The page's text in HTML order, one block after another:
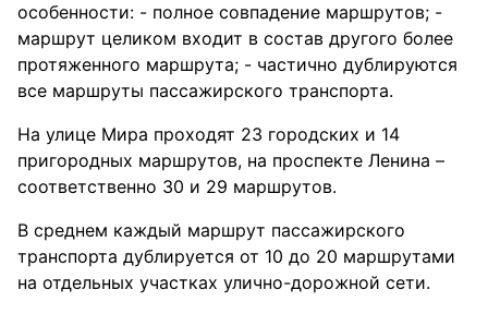
особенности: - полное совпадение маршрутов; -
маршрут целиком входит в состав другого более
протяженного маршрута; - частично дублируются
все маршруты пассажирского транспорта.
На улице Мира проходят 23 городских и 14
пригородных маршрутов, на проспекте Ленина –
соответственно 30 и 29 маршрутов.
В среднем каждый маршрут пассажирского
транспорта дублируется от 10 до 20 маршрутами
на отдельных участках улично-дорожной сети.